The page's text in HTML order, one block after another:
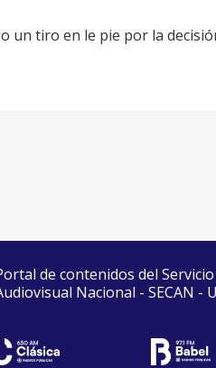
un tiro en le pie por la
de contenidos del
Nacional - SECAN -